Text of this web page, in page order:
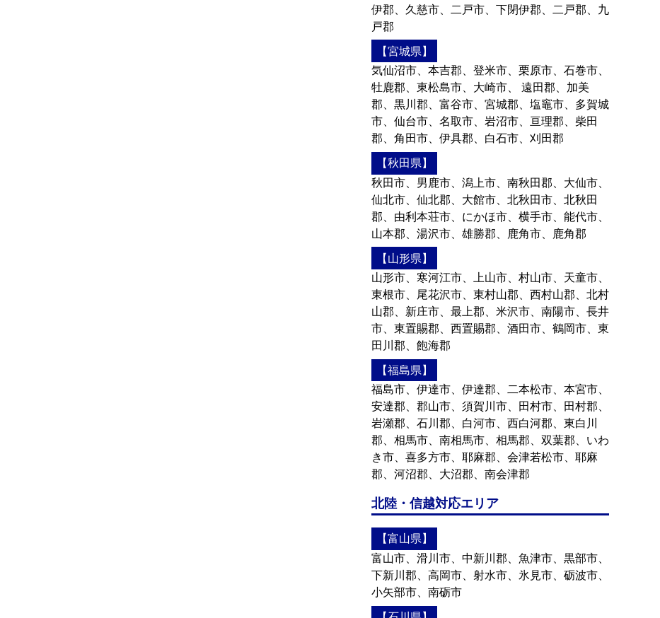
伊郡、久慈市、二戸市、下閉伊郡、二戸郡、九
戸郡
【宮城県】
気仙沼市、本吉郡、登米市、栗原市、石巻市、
牡鹿郡、東松島市、大崎市、 遠田郡、加美
郡、黒川郡、富谷市、宮城郡、塩竈市、多賀城
市、仙台市、名取市、岩沼市、亘理郡、柴田
郡、角田市、伊具郡、白石市、刈田郡
【秋田県】
秋田市、男鹿市、潟上市、南秋田郡、大仙市、
仙北市、仙北郡、大館市、北秋田市、北秋田
郡、由利本荘市、にかほ市、横手市、能代市、
山本郡、湯沢市、雄勝郡、鹿角市、鹿角郡
【山形県】
山形市、寒河江市、上山市、村山市、天童市、
東根市、尾花沢市、東村山郡、西村山郡、北村
山郡、新庄市、最上郡、米沢市、南陽市、長井
市、東置賜郡、西置賜郡、酒田市、鶴岡市、東
田川郡、飽海郡
【福島県】
福島市、伊達市、伊達郡、二本松市、本宮市、
安達郡、郡山市、須賀川市、田村市、田村郡、
岩瀬郡、石川郡、白河市、西白河郡、東白川
郡、相馬市、南相馬市、相馬郡、双葉郡、いわ
き市、喜多方市、耶麻郡、会津若松市、耶麻
郡、河沼郡、大沼郡、南会津郡
北陸・信越対応エリア
【富山県】
富山市、滑川市、中新川郡、魚津市、黒部市、
下新川郡、高岡市、射水市、氷見市、砺波市、
小矢部市、南砺市